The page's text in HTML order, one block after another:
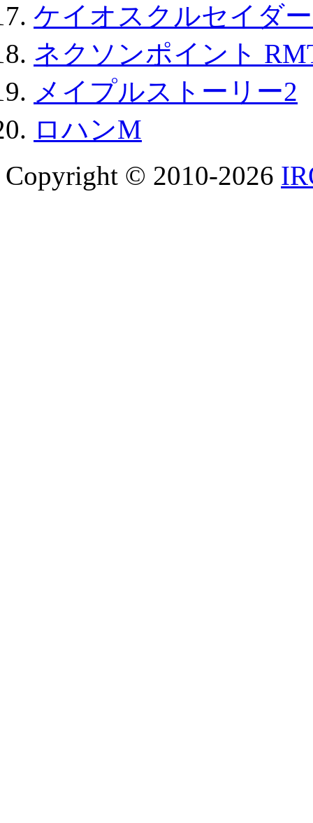
ケイオスクルセイダ
ネクソンポイント
メイプルストーリー2
ロハンM
Copyright © 2010-2026